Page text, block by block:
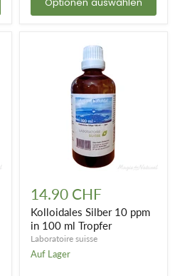
Silber
10
ppm
in
100
ml
Tropfer
14.90 CHF
Kolloidales Silber 10 ppm
in 100 ml Tropfer
Laboratoire suisse
Auf Lager